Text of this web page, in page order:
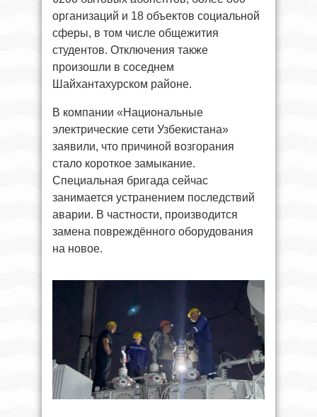
организаций и 18 объектов социальной
сферы, в том числе общежития
студентов. Отключения также
произошли в соседнем
Шайхантахурском районе.
В компании «Национальные
электрические сети Узбекистана»
заявили, что причиной возгорания
стало короткое замыкание.
Специальная бригада сейчас
занимается устранением последствий
аварии. В частности, производится
замена повреждённого оборудования
на новое.